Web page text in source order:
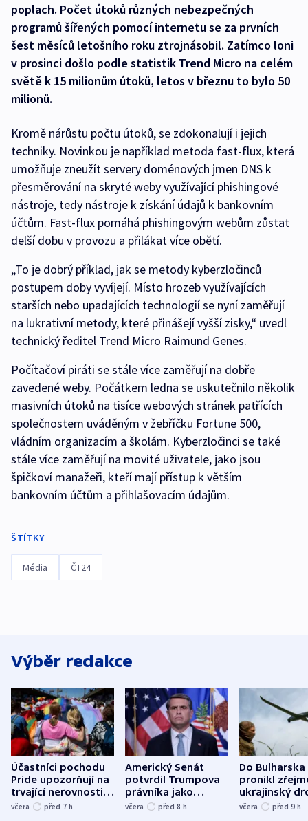
poplach. Počet útoků různých nebezpečných
programů šířených pomocí internetu se za prvních
šest měsíců letošního roku ztrojnásobil. Zatímco loni
v prosinci došlo podle statistik Trend Micro na celém
světě k 15 milionům útoků, letos v březnu to bylo 50
milionů.
Kromě nárůstu počtu útoků, se zdokonalují i jejich
techniky. Novinkou je například metoda fast-flux, která
umožňuje zneužít servery doménových jmen DNS k
přesměrování na skryté weby využívající phishingové
nástroje, tedy nástroje k získání údajů k bankovním
účtům. Fast-flux pomáhá phishingovým webům zůstat
delší dobu v provozu a přilákat více obětí.
„To je dobrý příklad, jak se metody kyberzločinců
postupem doby vyvíjejí. Místo hrozeb využívajících
starších nebo upadajících technologií se nyní zaměřují
na lukrativní metody, které přinášejí vyšší zisky,“ uvedl
technický ředitel Trend Micro Raimund Genes.
Počítačoví piráti se stále více zaměřují na dobře
zavedené weby. Počátkem ledna se uskutečnilo několik
masivních útoků na tisíce webových stránek patřících
společnostem uváděným v žebříčku Fortune 500,
vládním organizacím a školám. Kyberzločinci se také
stále více zaměřují na movité uživatele, jako jsou
špičkoví manažeři, kteří mají přístup k větším
bankovním účtům a přihlašovacím údajům.
ŠTÍTKY
Média ČT24
Výběr redakce
Účastníci pochodu
Pride upozorňují na
trvající nerovnosti i
společenskou
včera před 7 h
Americký Senát
potvrdil Trumpova
právníka jako
ministra
včera před 8 h
Do Bulharska
pronikl
ukrajinský
explodoval
včera před 9 h